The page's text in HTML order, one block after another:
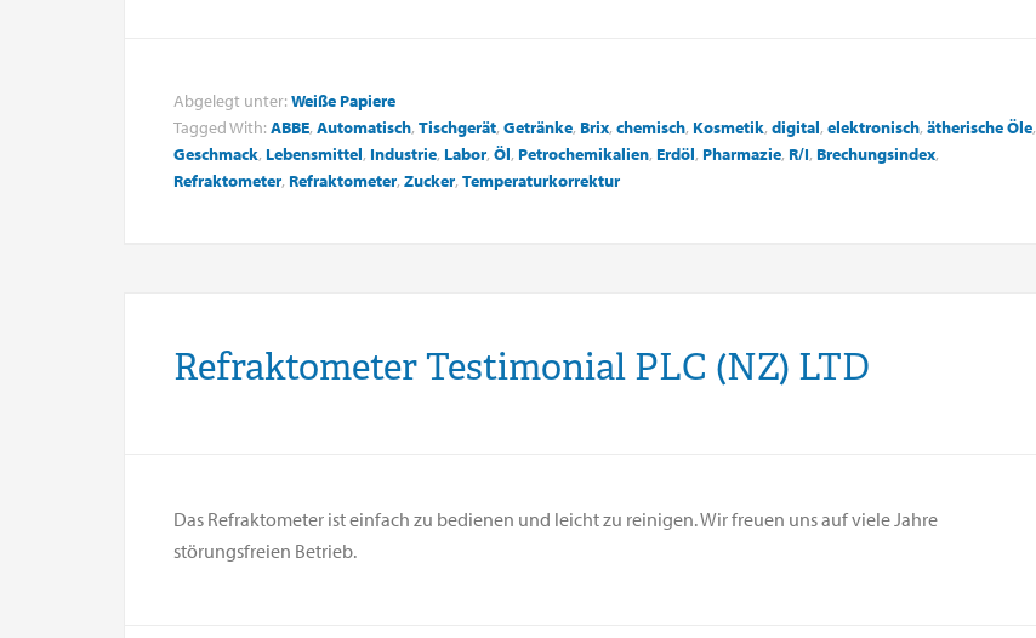
Abgelegt unter: Weiße Papiere
Tagged With: ABBE, Automatisch, Tischgerät, Getränke, Brix, chemisch, Kosmetik, digital, elektronisch, ätherische Öle,
Geschmack, Lebensmittel, Industrie, Labor, Öl, Petrochemikalien, Erdöl, Pharmazie, R/I, Brechungsindex,
Refraktometer, Refraktometer, Zucker, Temperaturkorrektur
Refraktometer Testimonial PLC (NZ) LTD
Das Refraktometer ist einfach zu bedienen und leicht zu reinigen. Wir freuen uns auf viele Jahre
störungsfreien Betrieb.